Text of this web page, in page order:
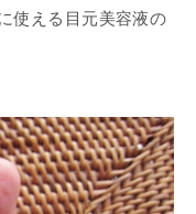
使える目元美容液の